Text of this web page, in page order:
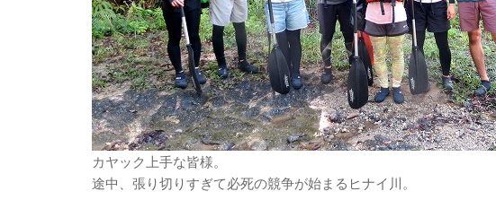
カヤック上手な皆様。
途中、張り切りすぎて必死の競争が始まるヒナイ川。